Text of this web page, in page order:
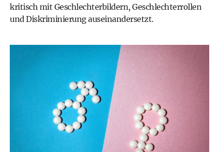
kritisch mit Geschlechterbildern, Geschlechterrollen
und Diskriminierung auseinandersetzt.